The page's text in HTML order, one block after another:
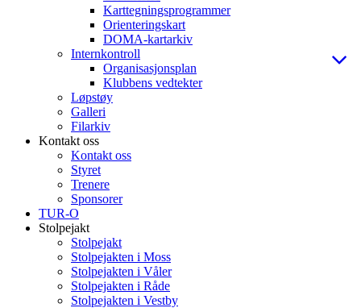
Karttegningsprogrammer
Orienteringskart
DOMA-kartarkiv
Internkontroll
Organisasjonsplan
Klubbens vedtekter
Løpstøy
Galleri
Filarkiv
Kontakt oss
Kontakt oss
Styret
Trenere
Sponsorer
TUR-O
Stolpejakt
Stolpejakt
Stolpejakten i Moss
Stolpejakten i Våler
Stolpejakten i Råde
Stolpejakten i Vestby